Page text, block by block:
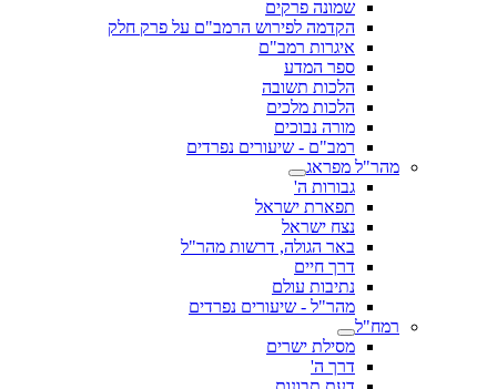
שמונה פרקים
הקדמה לפירוש הרמב"ם על פרק חלק
איגרות רמב"ם
ספר המדע
הלכות תשובה
הלכות מלכים
מורה נבוכים
רמב"ם - שיעורים נפרדים
מהר"ל מפראג
גבורות ה'
תפארת ישראל
נצח ישראל
באר הגולה, דרשות מהר"ל
דרך חיים
נתיבות עולם
מהר"ל - שיעורים נפרדים
רמח"ל
מסילת ישרים
דרך ה'